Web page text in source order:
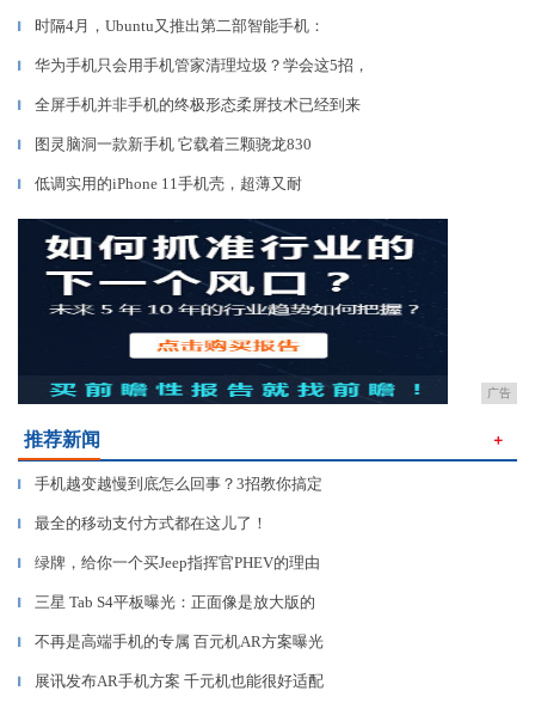
▎ 时隔4月，Ubuntu又推出第二部智能手机：
▎ 华为手机只会用手机管家清理垃圾？学会这5招，
▎ 全屏手机并非手机的终极形态柔屏技术已经到来
▎ 图灵脑洞一款新手机 它载着三颗骁龙830
▎ 低调实用的iPhone 11手机壳，超薄又耐
广告
推荐新闻 ＋
▎ 手机越变越慢到底怎么回事？3招教你搞定
▎ 最全的移动支付方式都在这儿了！
▎ 绿牌，给你一个买Jeep指挥官PHEV的理由
▎ 三星 Tab S4平板曝光：正面像是放大版的
▎ 不再是高端手机的专属 百元机AR方案曝光
▎ 展讯发布AR手机方案 千元机也能很好适配